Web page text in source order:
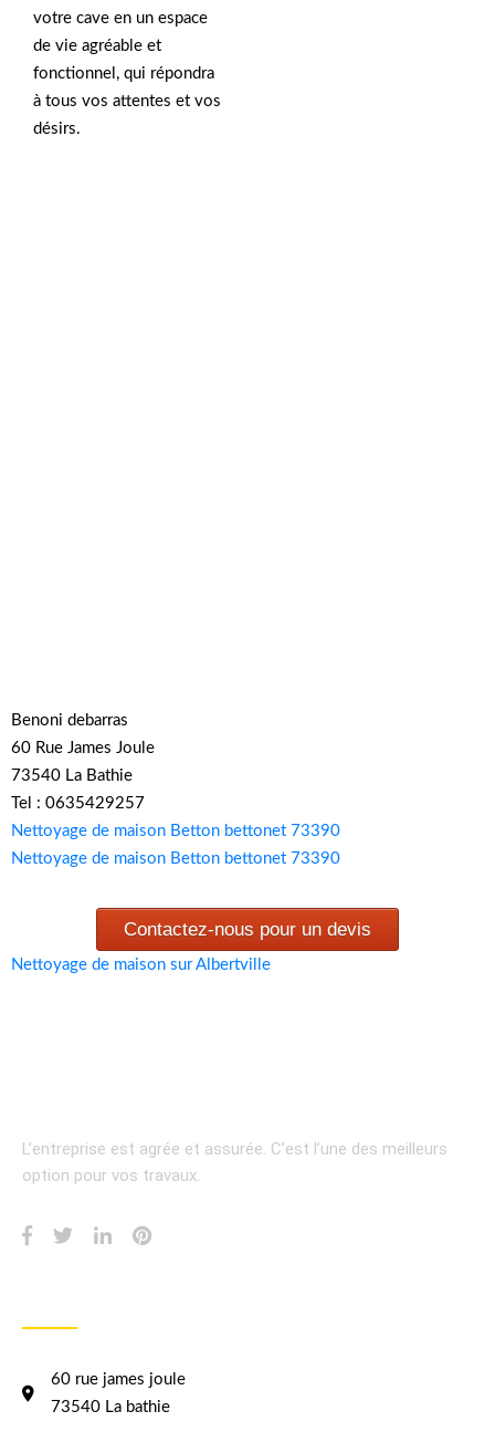
votre cave en un espace
de vie agréable et
fonctionnel, qui répondra
à tous vos attentes et vos
désirs.
Benoni debarras
60 Rue James Joule
73540 La Bathie
Tel : 0635429257
Nettoyage de maison Betton bettonet 73390
Nettoyage de maison Betton bettonet 73390
Contactez-nous pour un devis
Nettoyage de maison sur Albertville
L’entreprise est agrée et assurée. C’est l’une des meilleurs
option pour vos travaux.
60 rue james joule
73540 La bathie